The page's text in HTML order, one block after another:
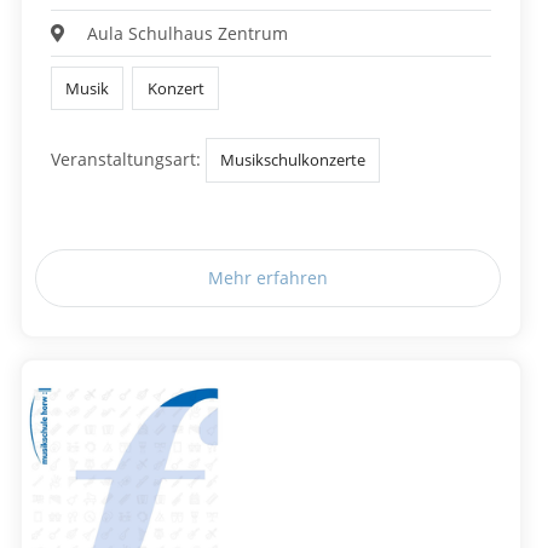
Aula Schulhaus Zentrum
Musik Konzert
Veranstaltungsart: Musikschulkonzerte
Mehr erfahren